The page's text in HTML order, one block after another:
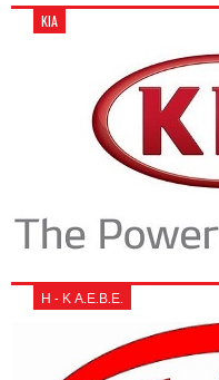
KIA
Η - Κ Α.Ε.Β.Ε.